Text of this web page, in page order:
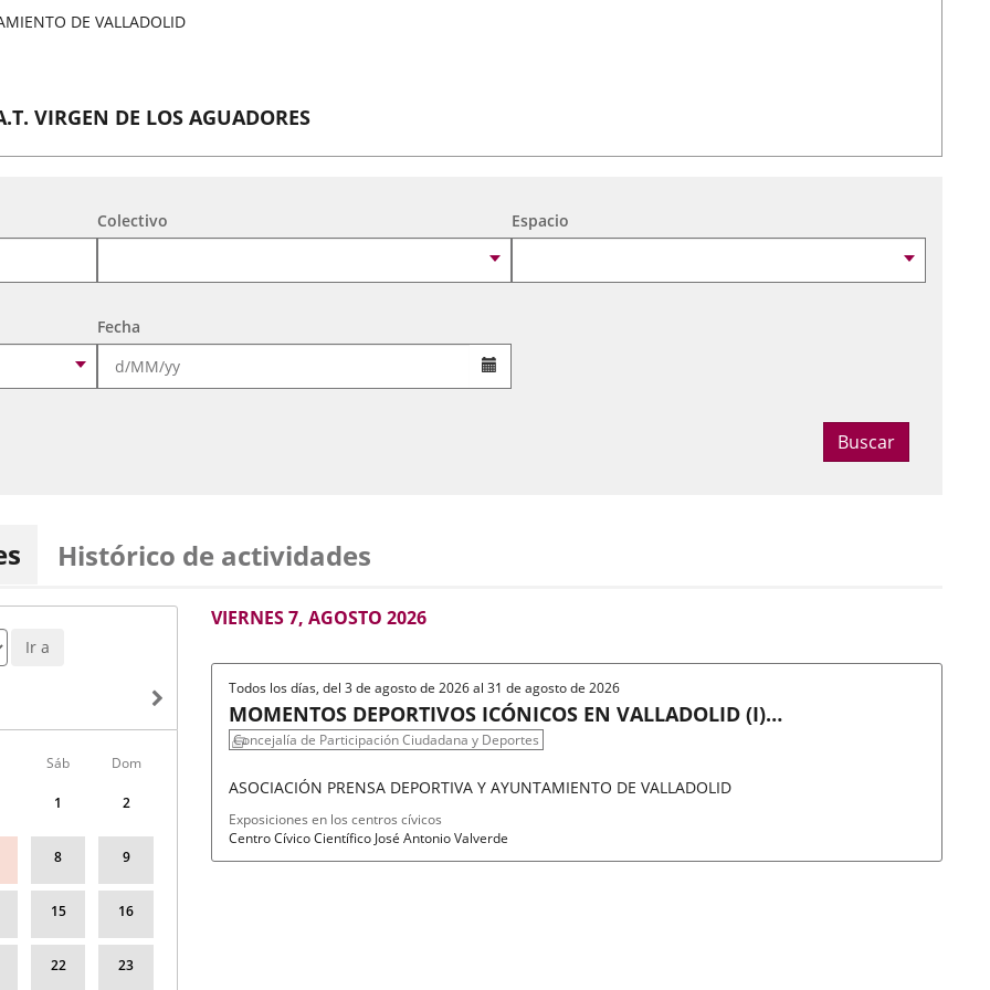
DE VALLADOLID
VIRGEN DE LOS AGUADORES
DE MEXICANOS EN CYL(Ballet Folklorico BFB)
CORO FEMENINO LYRA
Colectivo Espacio
Fecha
Seleccionar fecha
Buscar
Histórico de actividades
Ir a
Sáb Dom
1 2
8 9
15 16
22 23
AGOSTO
VIERNES 7, AGOSTO 2026
MOMENTOS DEPORTIVOS ICÓNICOS EN VALLADOLID (I)/
FOTOGRAFÍA
ASOCIACIÓN PRENSA DEPORTIVA Y AYUNTAMIENTO DE VALLADOLID
Fechas
del
Todos los días, del 3 de agosto de 2026 al 31 de agosto de 2026
Organizador
de
Concejalía de Participación Ciudadana y Deportes
Programa
Exposiciones en los centros cívicos
Espacio
Centro Cívico Científico José Antonio Valverde